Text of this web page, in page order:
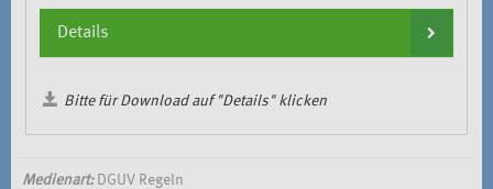
Details
Bitte für Download auf "Details" klicken
Medienart:DGUV Regeln